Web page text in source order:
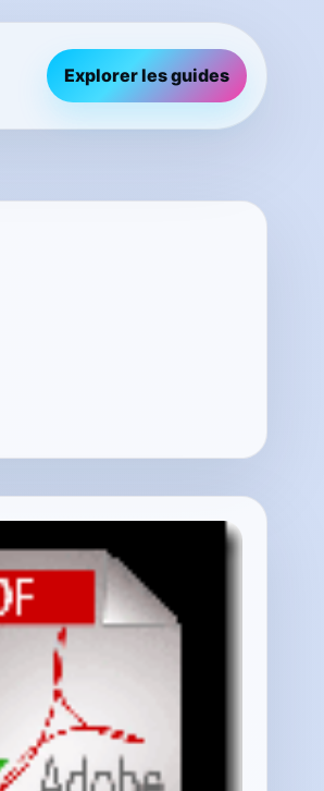
Explorer les guides